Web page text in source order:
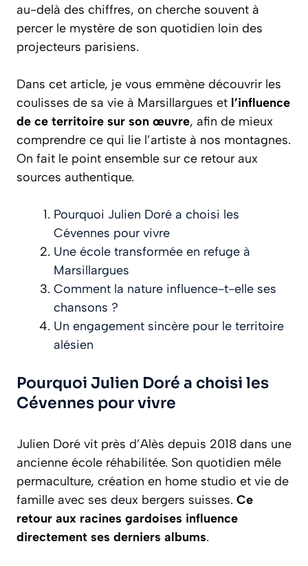
au-delà des chiffres, on cherche souvent à
percer le mystère de son quotidien loin des
projecteurs parisiens.
Dans cet article, je vous emmène découvrir les
coulisses de sa vie à Marsillargues et l’influence
de ce territoire sur son œuvre, afin de mieux
comprendre ce qui lie l’artiste à nos montagnes.
On fait le point ensemble sur ce retour aux
sources authentique.
Pourquoi Julien Doré a choisi les
Cévennes pour vivre
Une école transformée en refuge à
Marsillargues
Comment la nature influence-t-elle ses
chansons ?
Un engagement sincère pour le territoire
alésien
Pourquoi Julien Doré a choisi les
Cévennes pour vivre
Julien Doré vit près d’Alès depuis 2018 dans une
ancienne école réhabilitée. Son quotidien mêle
permaculture, création en home studio et vie de
famille avec ses deux bergers suisses. Ce
retour aux racines gardoises influence
directement ses derniers albums.